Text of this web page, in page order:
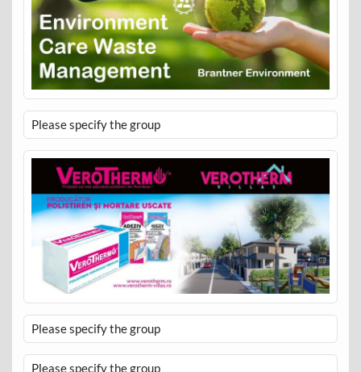
Please specify the group
Please specify the group
Please specify the group